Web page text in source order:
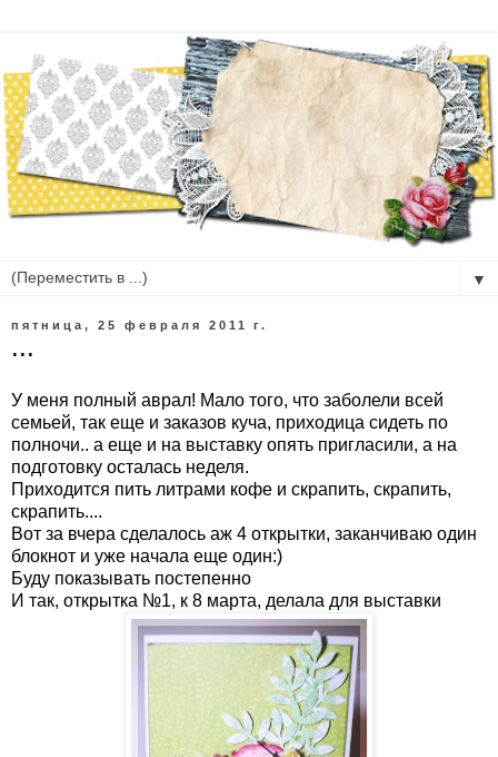
▼
пятница, 25 февраля 2011 г.
...
У меня полный аврал! Мало того, что заболели всей
семьей, так еще и заказов куча, приходица сидеть по
полночи.. а еще и на выставку опять пригласили, а на
подготовку осталась неделя.
Приходится пить литрами кофе и скрапить, скрапить,
скрапить....
Вот за вчера сделалось аж 4 открытки, заканчиваю один
блокнот и уже начала еще один:)
Буду показывать постепенно
И так, открытка №1, к 8 марта, делала для выставки